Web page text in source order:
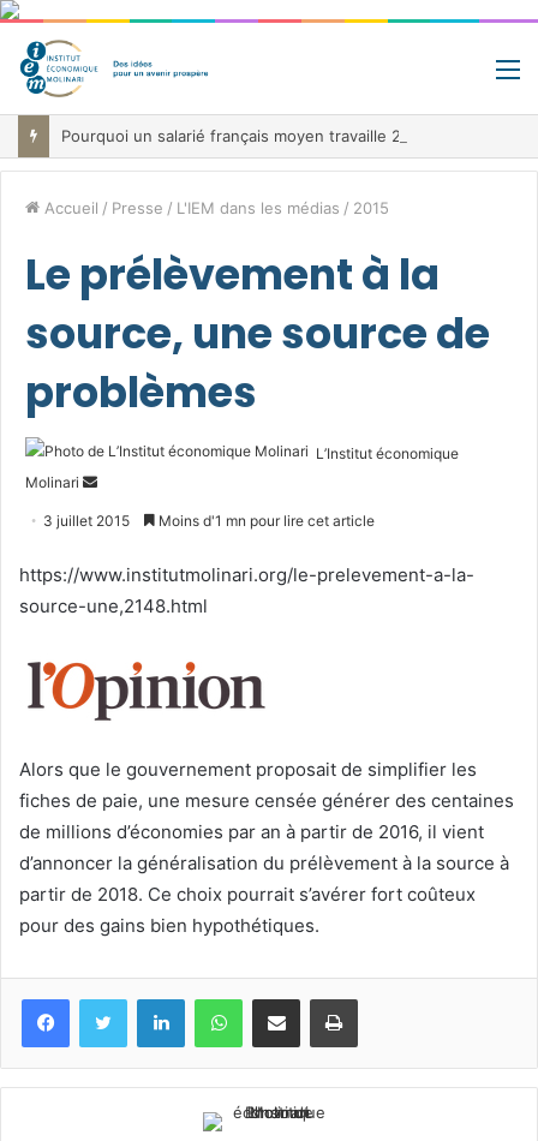
Accueil / Presse / L'IEM dans les médias / 2015
Le prélèvement à la
source, une source de
problèmes
L’Institut économique
Molinari
Envoyer
3 juillet 2015 Moins d'1 mn pour lire cet article
https://www.institutmolinari.org/le-prelevement-a-la-
source-une,2148.html
Alors que le gouvernement proposait de simplifier les
fiches de paie, une mesure censée générer des centaines
de millions d’économies par an à partir de 2016, il vient
d’annoncer la généralisation du prélèvement à la source à
partir de 2018. Ce choix pourrait s’avérer fort coûteux
pour des gains bien hypothétiques.
FacebookTwitter LinkedinWhatsApp
Partagez par mail Imprimez